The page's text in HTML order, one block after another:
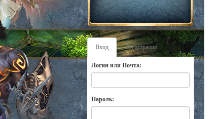
Вход Регистрация
Логин или Почта:
Пароль: